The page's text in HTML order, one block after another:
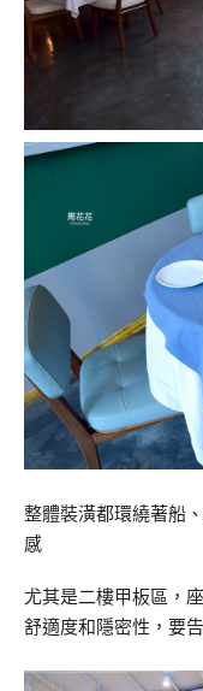
整體裝潢都環繞著船
感
尤其是二樓甲板區，
舒適度和隱密性，要